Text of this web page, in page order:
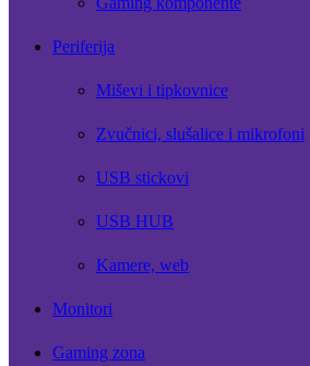
Periferija
Miševi i tipkovnice
Zvučnici, slušalice i mikrofoni
USB stickovi
USB HUB
Kamere, web
Monitori
Gaming zona